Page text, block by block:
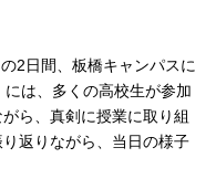
2日間、板橋キャンパスに
は、多くの高校生が参加
ら、真剣に授業に取り組
返りながら、当日の様子